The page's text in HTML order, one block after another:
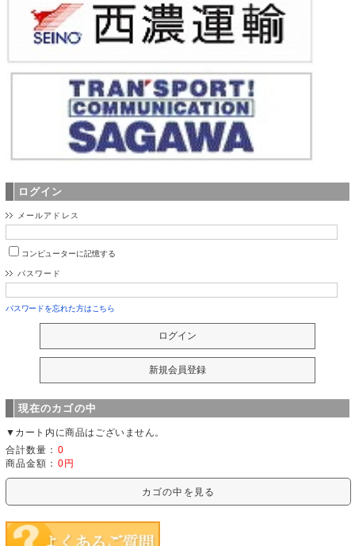
ログイン
メールアドレス
コンピューターに記憶する
パスワード
パスワードを忘れた方はこちら
現在のカゴの中
▼カート内に商品はございません。
合計数量： 0
商品金額： 0円
カゴの中を見る